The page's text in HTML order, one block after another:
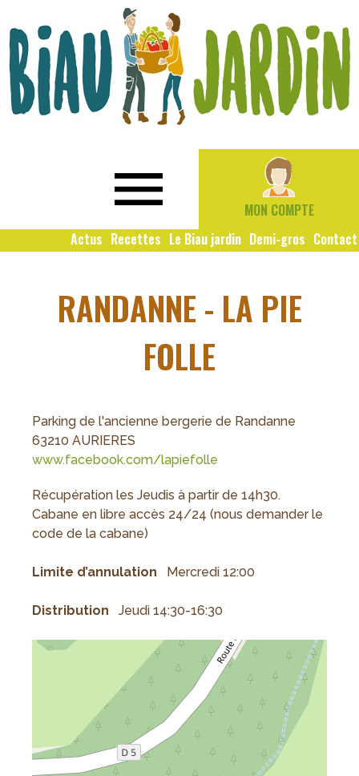
MON COMPTE
Actus Recettes Le Biau jardin Demi-gros Contact
RANDANNE - LA PIE
FOLLE
Parking de l'ancienne bergerie de Randanne
63210 AURIERES
www.facebook.com/lapiefolle
Récupération les Jeudis à partir de 14h30.
Cabane en libre accès 24/24 (nous demander le
code de la cabane)
Limite d’annulation Mercredi 12:00
Distribution Jeudi 14:30-16:30